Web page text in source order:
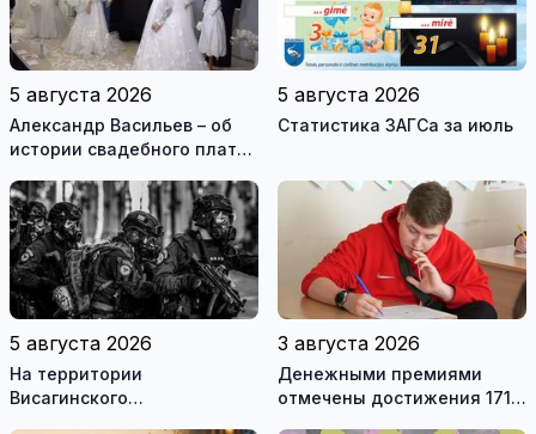
5 августа 2026
Александр Васильев – об
истории свадебного платья
истории моды (видео)
5 августа 2026
Статистика ЗАГСа за июль
5 августа 2026
На территории
Висагинского
3 августа 2026
Денежными премиями
отмечены достижения 171